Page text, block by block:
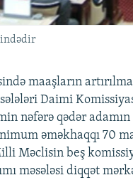
maaşların
Daimi
nəfərə qədər adamın
əməkhaqqı 70
Məclisin beş
məsələsi diqqət